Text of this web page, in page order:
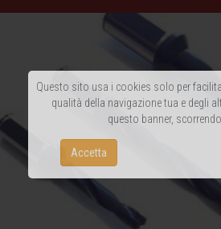
Questo sito usa i cookies solo per
qualità della navigazione tua e degli
questo banner,
Accetta